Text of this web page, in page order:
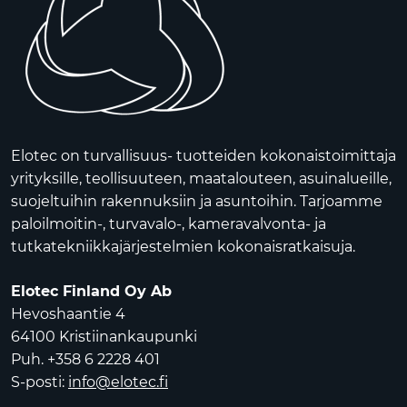
Elotec on turvallisuus- tuotteiden kokonaistoimittaja
yrityksille, teollisuuteen, maatalouteen, asuinalueille,
suojeltuihin rakennuksiin ja asuntoihin. Tarjoamme
paloilmoitin-, turvavalo-, kameravalvonta- ja
tutkatekniikkajärjestelmien kokonaisratkaisuja.
Elotec Finland Oy Ab
Hevoshaantie 4
64100 Kristiinankaupunki
Puh. +358 6 2228 401
S-posti: info@elotec.fi